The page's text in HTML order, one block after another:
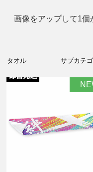
画像をアップして1個